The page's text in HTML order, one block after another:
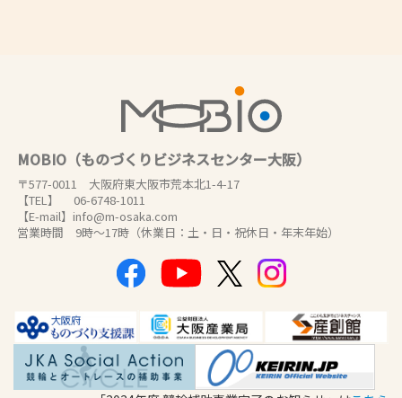
MOBIO（ものづくりビジネスセンター大阪）
〒577-0011 大阪府東大阪市荒本北1-4-17
【TEL】 06-6748-1011
【E-mail】info@m-osaka.com
営業時間 9時～17時（休業日：土・日・祝休日・年末年始）